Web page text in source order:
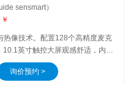
sensmart）
热像技术。配置128个高精度麦克
英寸触控大屏观感舒适，内外
发现温度异常、精准定位气体泄
制造、石化等行业提供高效、全
询价预约 >